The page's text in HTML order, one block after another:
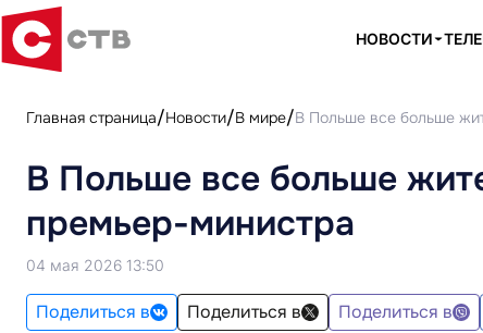
НОВОСТИ
Главная страница Новости В мире В Польше все больше
В Польше все больше
премьер-министра
04 мая 2026 13:50
Поделиться в Поделиться в Поделиться в